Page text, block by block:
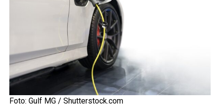
Foto: Gulf MG / Shutterstock.com